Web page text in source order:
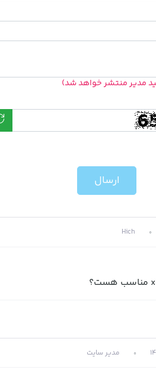
مدیر منتشر خواهد شد)
ارسال
Hich
مدیر سایت